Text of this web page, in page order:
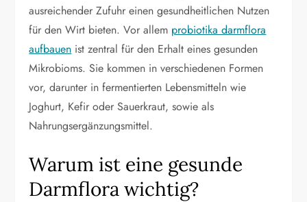
ausreichender Zufuhr einen gesundheitlichen Nutzen
für den Wirt bieten. Vor allem probiotika darmflora
aufbauen ist zentral für den Erhalt eines gesunden
Mikrobioms. Sie kommen in verschiedenen Formen
vor, darunter in fermentierten Lebensmitteln wie
Joghurt, Kefir oder Sauerkraut, sowie als
Nahrungsergänzungsmittel.
Warum ist eine gesunde
Darmflora wichtig?